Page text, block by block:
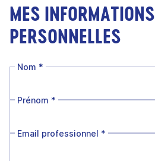
MES INFORMATIONS
PERSONNELLES
Nom *
Prénom *
Email professionnel *